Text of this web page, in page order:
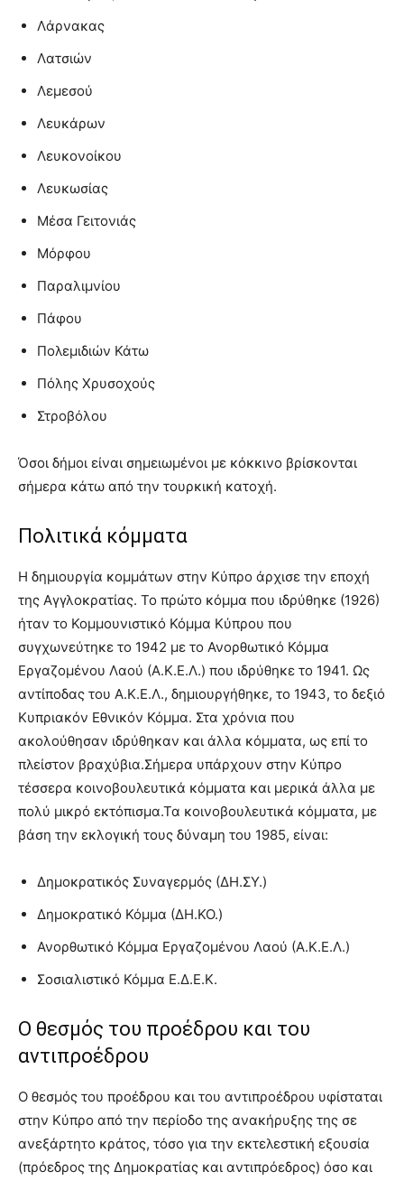
Λάρνακας
Λατσιών
Λεμεσού
Λευκάρων
Λευκονοίκου
Λευκωσίας
Μέσα Γειτονιάς
Μόρφου
Παραλιμνίου
Πάφου
Πολεμιδιών Κάτω
Πόλης Χρυσοχούς
Στροβόλου
Όσοι δήμοι είναι σημειωμένοι με κόκκινο βρίσκονται
σήμερα κάτω από την τουρκική κατοχή.
Πολιτικά κόμματα
Η δημιουργία κομμάτων στην Κύπρο άρχισε την εποχή
της Αγγλοκρατίας. Το πρώτο κόμμα που ιδρύθηκε (1926)
ήταν το Κομμουνιστικό Κόμμα Κύπρου που
συγχωνεύτηκε το 1942 με το Ανορθωτικό Κόμμα
Εργαζομένου Λαού (Α.Κ.Ε.Λ.) που ιδρύθηκε το 1941. Ως
αντίποδας του Α.Κ.Ε.Λ., δημιουργήθηκε, το 1943, το δεξιό
Κυπριακόν Εθνικόν Κόμμα. Στα χρόνια που
ακολούθησαν ιδρύθηκαν και άλλα κόμματα, ως επί το
πλείστον βραχύβια.Σήμερα υπάρχουν στην Κύπρο
τέσσερα κοινοβουλευτικά κόμματα και μερικά άλλα με
πολύ μικρό εκτόπισμα.Τα κοινοβουλευτικά κόμματα, με
βάση την εκλογική τους δύναμη του 1985, είναι:
Δημοκρατικός Συναγερμός (ΔΗ.ΣΥ.)
Δημοκρατικό Κόμμα (ΔΗ.ΚΟ.)
Ανορθωτικό Κόμμα Εργαζομένου Λαού (Α.Κ.Ε.Λ.)
Σοσιαλιστικό Κόμμα Ε.Δ.Ε.Κ.
Ο θεσμός του προέδρου και του
αντιπροέδρου
Ο θεσμός του προέδρου και του αντιπροέδρου υφίσταται
στην Κύπρο από την περίοδο της ανακήρυξης της σε
ανεξάρτητο κράτος, τόσο για την εκτελεστική εξουσία
(πρόεδρος της Δημοκρατίας και αντιπρόεδρος) όσο και